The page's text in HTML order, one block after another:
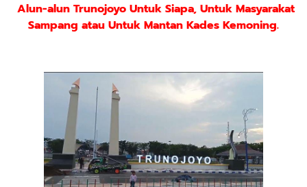
Alun-alun Trunojoyo Untuk Siapa, Untuk Masyarakat
Sampang atau Untuk Mantan Kades Kemoning.